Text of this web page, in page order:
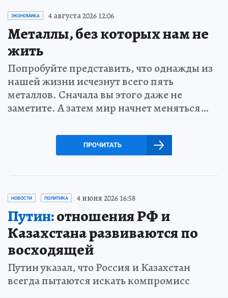
ЭКОНОМИКА 4 августа 2026 12:06
Металлы, без которых нам не
жить
Попробуйте представить, что однажды из
нашей жизни исчезнут всего пять
металлов. Сначала вы этого даже не
заметите. А затем мир начнет меняться…
ПРОЧИТАТЬ
НОВОСТИ ПОЛИТИКА 4 июня 2026 16:58
Путин:отношения РФ и
Казахстана развиваются по
восходящей
Путин указал, что Россия и Казахстан
всегда пытаются искать компромисс